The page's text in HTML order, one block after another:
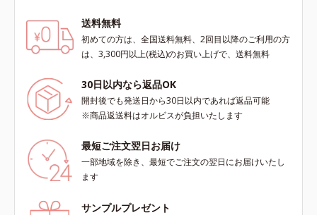
送料無料
初めての方は、全国送料無料、2回目以降のご利用の方
は、3,300円以上(税込)のお買い上げで、送料無料
30日以内なら返品OK
開封後でも発送日から30日以内であれば返品可能
※商品返送料はオルビスが負担いたします
最短ご注文翌日お届け
一部地域を除き、最短でご注文の翌日にお届けいたし
ます
サンプルプレゼント